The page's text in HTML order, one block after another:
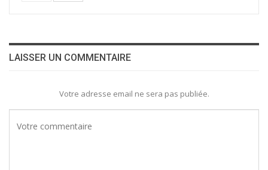
LAISSER UN COMMENTAIRE
Votre adresse email ne sera pas publiée.